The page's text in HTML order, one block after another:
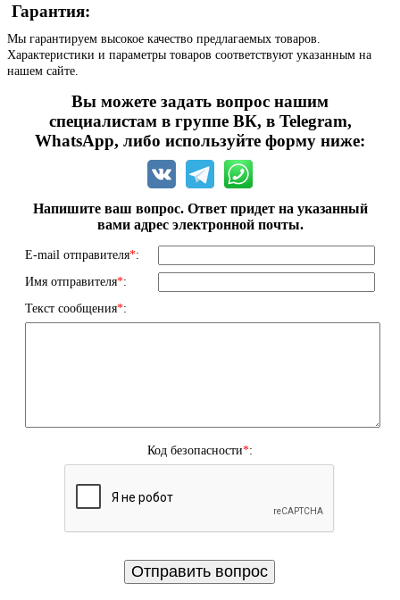
Гарантия:
Мы гарантируем высокое качество предлагаемых товаров.
Характеристики и параметры товаров соответствуют указанным на
нашем сайте.
Вы можете задать вопрос нашим
специалистам в группе ВК, в Telegram,
WhatsApp, либо используйте форму ниже:
Напишите ваш вопрос. Ответ придет на указанный
вами адрес электронной почты.
E-mail отправителя*:
Имя отправителя*:
Текст сообщения*:
Код безопасности*: